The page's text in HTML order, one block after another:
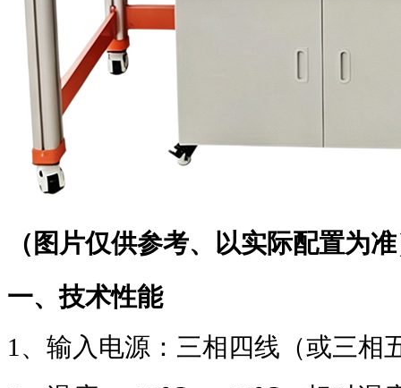
（图片仅供参考、以实际配置为
一、技术性能
1 、输入电源：三相四线（或三相